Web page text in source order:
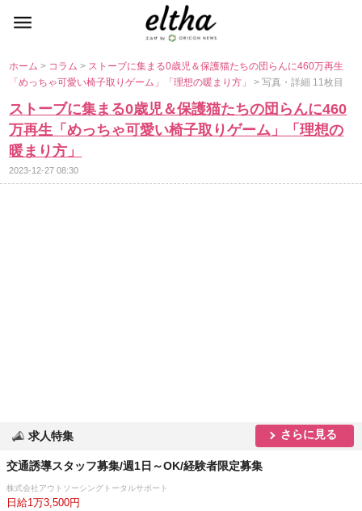
ホーム> コラム> ストーブに集まる0歳児＆保護猫たちの団らんに460万再生
「めっちゃ可愛い椅子取りゲーム」「理想の暖まり方」> 写真・詳細 11枚目
ストーブに集まる0歳児＆保護猫たちの団らんに460
万再生「めっちゃ可愛い椅子取りゲーム」「理想の
暖まり方」
2023-12-27 08:30
求人特集 さらに見る
交通誘導スタッフ募集/週1日～OK/経験者限定募集
株式会社アウトソーシングトータルサポート
日給1万3,500円